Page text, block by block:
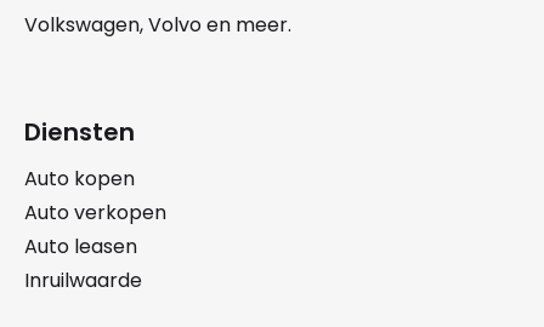
Volkswagen,Volvoen meer.
Diensten
Auto kopen
Auto verkopen
Auto leasen
Inruilwaarde